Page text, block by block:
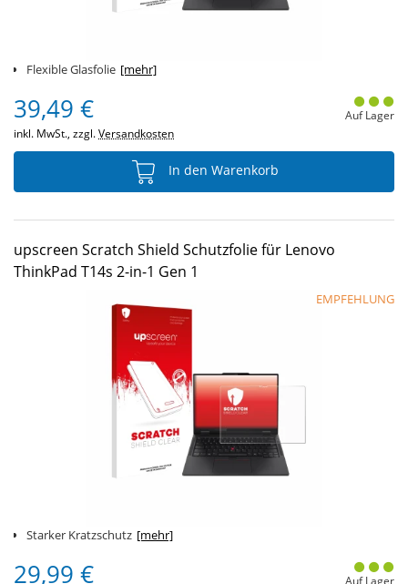
Flexible Glasfolie [mehr]
39,49 €
inkl. MwSt., zzgl.Versandkosten
Auf Lager
In den Warenkorb
upscreen Scratch Shield Schutzfolie für Lenovo
ThinkPad T14s 2-in-1 Gen 1
EMPFEHLUNG
Starker Kratzschutz [mehr]
29,99 € Auf Lager